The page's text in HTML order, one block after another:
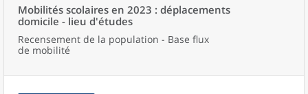
Mobilités scolaires en 2023 : déplacements
domicile - lieu d'études
Recensement de la population - Base flux
de mobilité